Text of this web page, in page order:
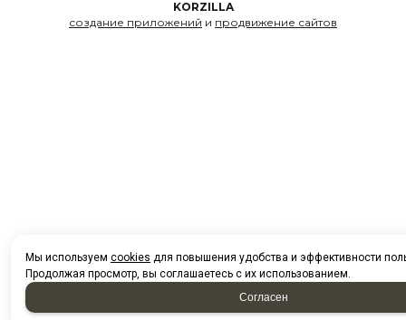
создание приложений и продвижение сайтов
Мы используем cookies для повышения удобства и эффективности
Продолжая просмотр, вы соглашаетесь с их использованием.
Согласен